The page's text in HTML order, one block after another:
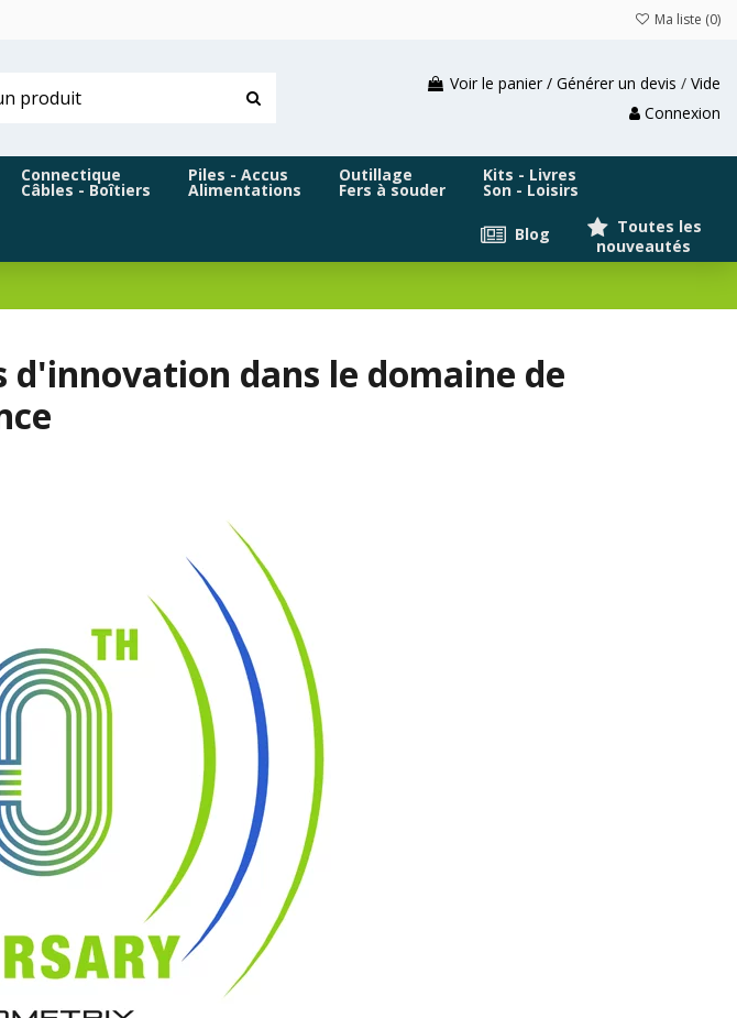
Ma liste (0)
Voir le panier / Générer un devis / Vide
Connexion
Connectique
Câbles - Boîtiers
Piles - Accus
Alimentations
Outillage
Fers à souder
Kits - Livres
Son - Loisirs
Toutes les
nouveautés
Blog
d'innovation dans le domaine de